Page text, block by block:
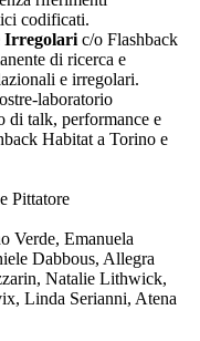
codificati.
Irregolari c/o Flashback
di ricerca e
e irregolari.
laboratorio
di talk, performance e
Habitat a Torino e
Pittatore
Verde, Emanuela
Dabbous, Allegra
Natalie Lithwick,
Linda Serianni, Atena